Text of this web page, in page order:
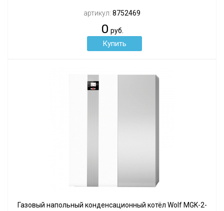
артикул: 8752469
0 руб.
Газовый напольный конденсационный котёл Wolf MGK-2-